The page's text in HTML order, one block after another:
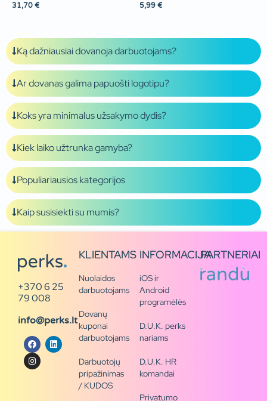
31,70 € 5,99 €
Ką dažniausiai dovanoja darbuotojams?
Ar dovanas galima papuošti logotipu?
Koks yra minimalus užsakymo dydis?
Kiek laiko užtrunka gamyba?
Populiariausios kategorijos
Kaip susisiekti su mumis?
+370 6 25
79 008
info@perks.lt
KLIENTAMS
Nuolaidos
darbuotojams
Dovanų
kuponai
darbuotojams
Darbuotojų
pripažinimas
/ KUDOS
INFORMACIJA
iOS ir
Android
programėlės
D.U.K. perks
nariams
D.U.K. HR
komandai
Privatumo
PARTNERIAI